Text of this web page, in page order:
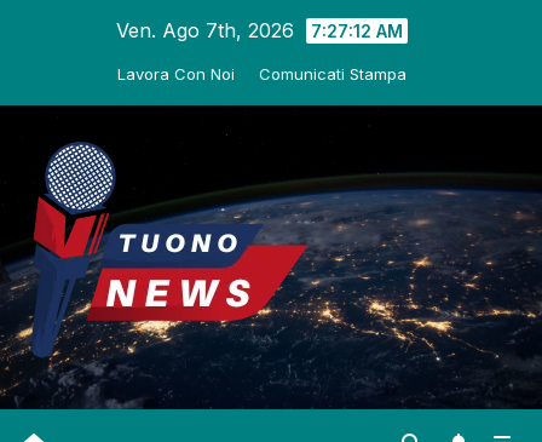
Ven. Ago 7th, 2026 7:27:13 AM
Lavora Con Noi Comunicati Stampa